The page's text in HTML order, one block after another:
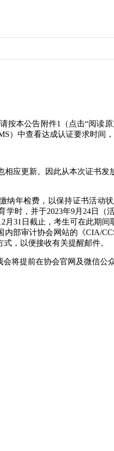
本公告附件1（点击“阅读
中查看达成认证要求时间
应更新。因此从本次证书
年检费，以保持证书活动
时，并于2023年9月24日（
31日截止，考生可在此期
部审计协会网站的《CIA/
，以便接收有关提醒邮件。
将提前在协会官网及微信公